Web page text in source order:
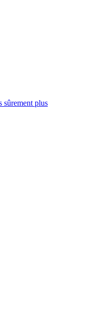
sûrement plus